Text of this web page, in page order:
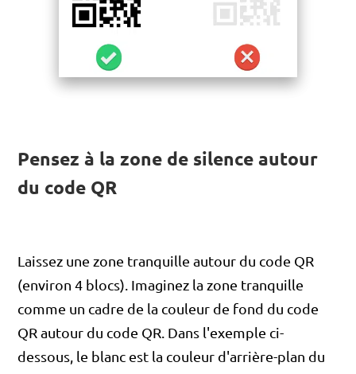
Pensez à la zone de silence autour
du code QR
Laissez une zone tranquille autour du code QR
(environ 4 blocs). Imaginez la zone tranquille
comme un cadre de la couleur de fond du code
QR autour du code QR. Dans l'exemple ci-
dessous, le blanc est la couleur d'arrière-plan du